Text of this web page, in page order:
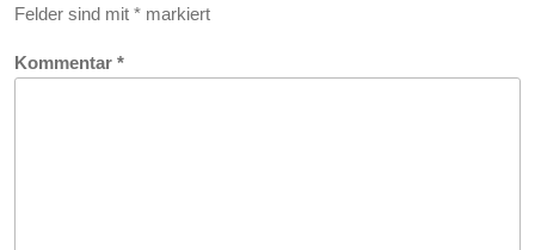
Felder sind mit * markiert
Kommentar *